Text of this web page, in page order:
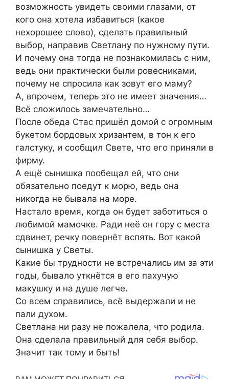
возможность увидеть своими глазами, от
кого она хотела избавиться (какое
нехорошее слово), сделать правильный
выбор, направив Светлану по нужному пути.
И почему она тогда не познакомилась с ним,
ведь они практически были ровесниками,
почему не спросила как зовут его маму?
А, впрочем, теперь это не имеет значения…
Всё сложилось замечательно…
После обеда Стас пришёл домой с огромным
букетом бордовых хризантем, в тон к его
галстуку, и сообщил Свете, что его приняли в
фирму.
А ещё сынишка пообещал ей, что они
обязательно поедут к морю, ведь она
никогда не бывала на море.
Настало время, когда он будет заботиться о
любимой мамочке. Ради неё он гору с места
сдвинет, речку повернёт вспять. Вот какой
сынишка у Светы.
Какие бы трудности не встречались им за эти
годы, бывало уткнётся в его пахучую
макушку и на душе легче.
Со всем справились, всё выдержали и не
пали духом.
Светлана ни разу не пожалела, что родила.
Она сделала правильный для себя выбор.
Значит так тому и быть!